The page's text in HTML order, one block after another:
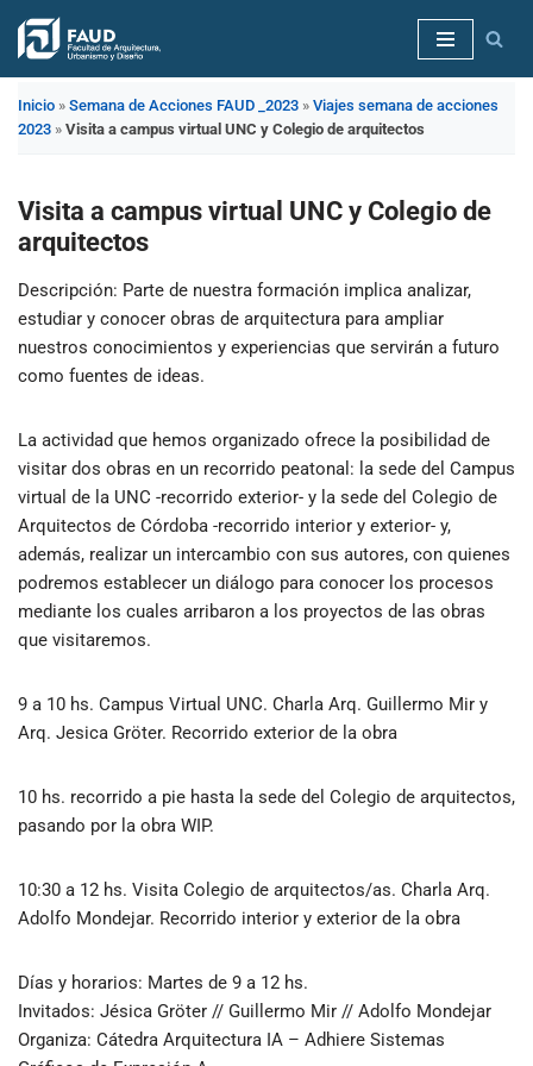
Saltar
contenido
Inicio » Semana de Acciones FAUD _2023 » Viajes semana de acciones
2023 » Visita a campus virtual UNC y Colegio de arquitectos
Visita a campus virtual UNC y Colegio de
arquitectos
Descripción: Parte de nuestra formación implica analizar,
estudiar y conocer obras de arquitectura para ampliar
nuestros conocimientos y experiencias que servirán a futuro
como fuentes de ideas.
La actividad que hemos organizado ofrece la posibilidad de
visitar dos obras en un recorrido peatonal: la sede del Campus
virtual de la UNC -recorrido exterior- y la sede del Colegio de
Arquitectos de Córdoba -recorrido interior y exterior- y,
además, realizar un intercambio con sus autores, con quienes
podremos establecer un diálogo para conocer los procesos
mediante los cuales arribaron a los proyectos de las obras
que visitaremos.
9 a 10 hs. Campus Virtual UNC. Charla Arq. Guillermo Mir y
Arq. Jesica Gröter. Recorrido exterior de la obra
10 hs. recorrido a pie hasta la sede del Colegio de arquitectos,
pasando por la obra WIP.
10:30 a 12 hs. Visita Colegio de arquitectos/as. Charla Arq.
Adolfo Mondejar. Recorrido interior y exterior de la obra
Días y horarios: Martes de 9 a 12 hs.
Invitados: Jésica Gröter // Guillermo Mir // Adolfo Mondejar
Organiza: Cátedra Arquitectura IA – Adhiere Sistemas